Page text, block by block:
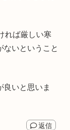
れば厳しい寒
ないということ
良いと思いま
返信